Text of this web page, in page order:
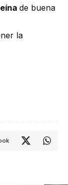
de buena
la